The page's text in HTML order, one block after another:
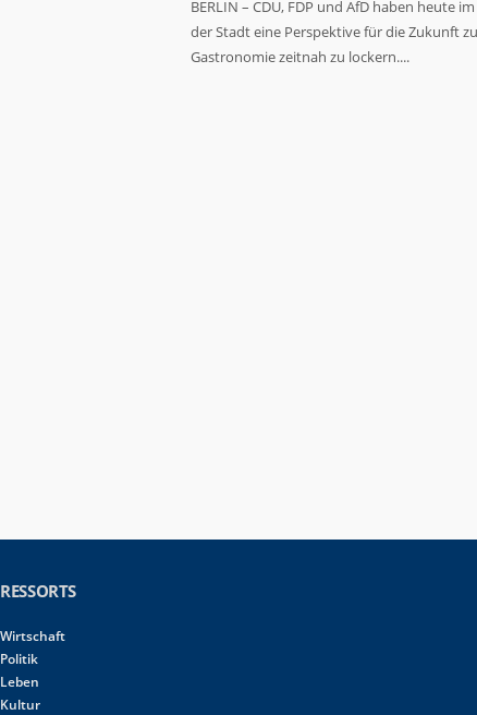
BERLIN – CDU, FDP und AfD haben heute
der Stadt eine Perspektive für die Zukunft
Gastronomie zeitnah zu lockern....
RESSORTS
Wirtschaft
Politik
Leben
Kultur